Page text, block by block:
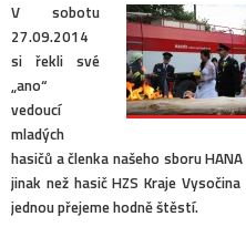
V sobotu
27.09.2014
si řekli své
„ano“
vedoucí
mladých
hasičů a členka našeho sboru HANA
jinak než hasič HZS Kraje Vysočina
jednou přejeme hodně štěstí.